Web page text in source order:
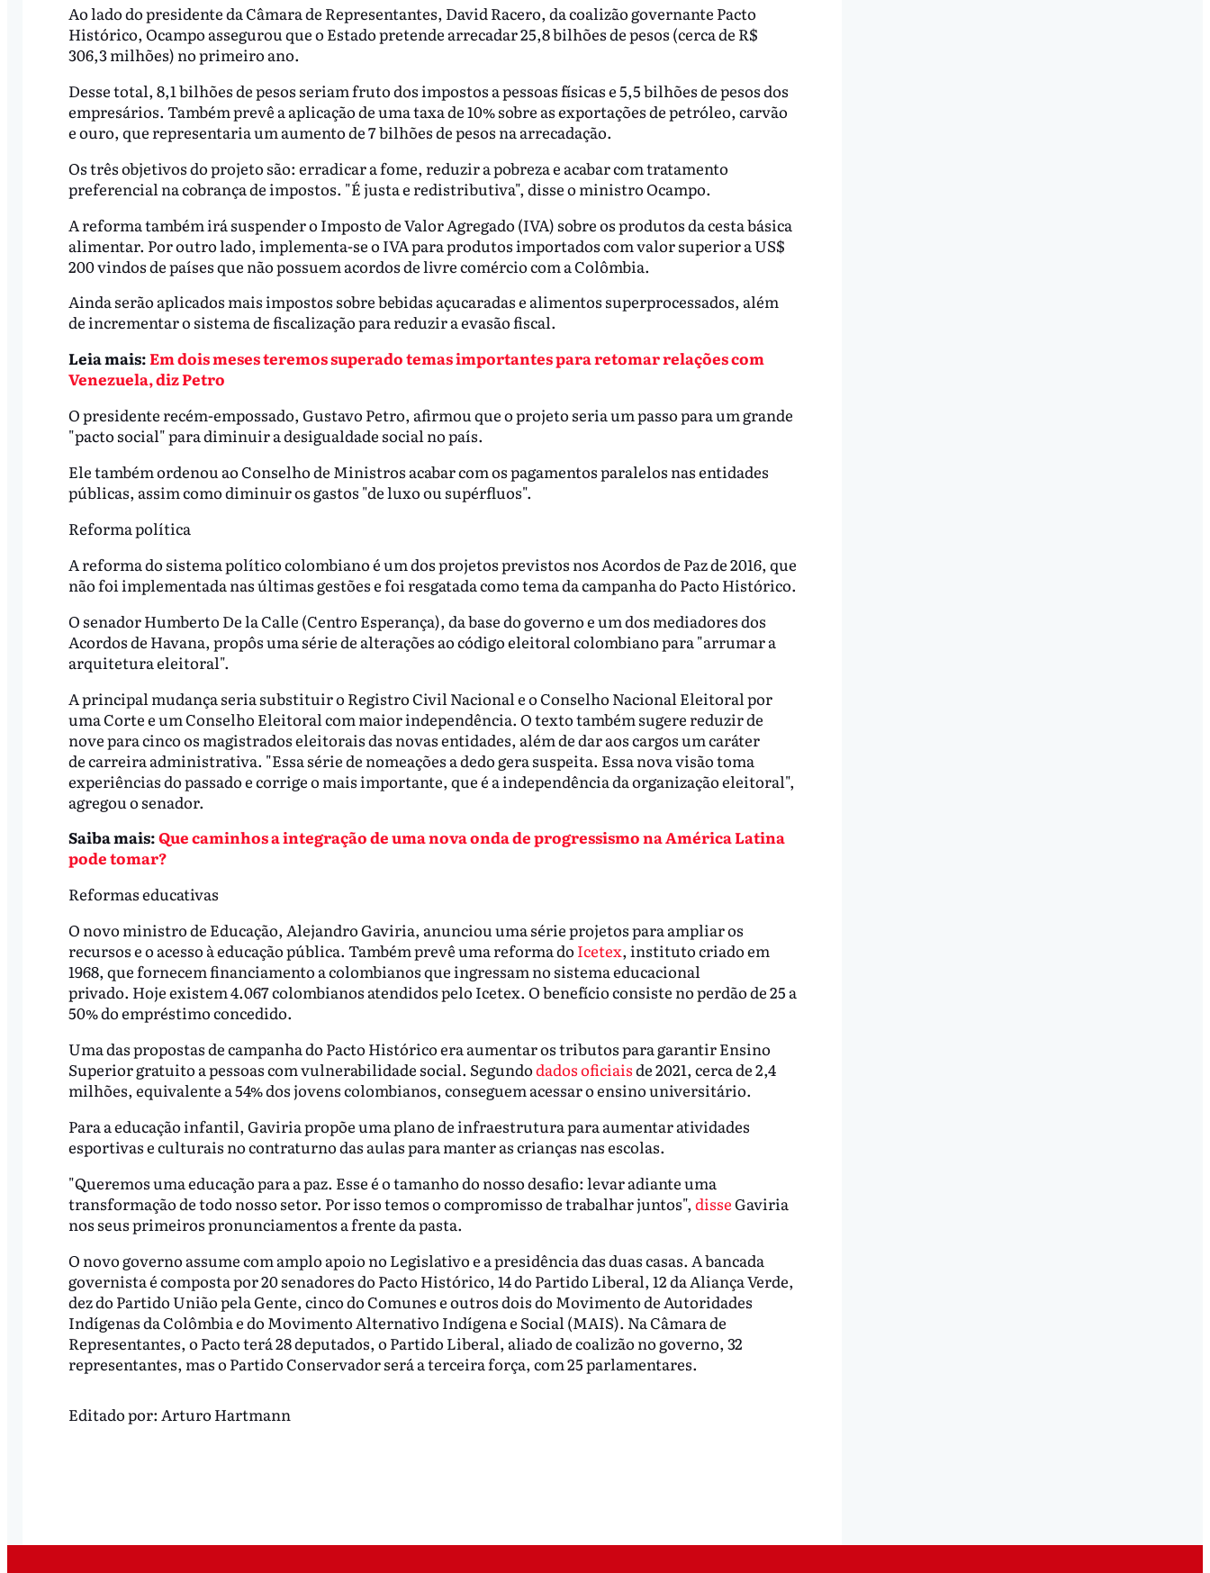
Ao lado do presidente da Câmara de Representantes, David Racero, da coalizão governante Pacto
Histórico, Ocampo assegurou que o Estado pretende arrecadar 25,8 bilhões de pesos (cerca de R$
306,3 milhões) no primeiro ano.
Desse total, 8,1 bilhões de pesos seriam fruto dos impostos a pessoas físicas e 5,5 bilhões de pesos dos
empresários. Também prevê a aplicação de uma taxa de 10% sobre as exportações de petróleo, carvão
e ouro, que representaria um aumento de 7 bilhões de pesos na arrecadação.
Os três objetivos do projeto são: erradicar a fome, reduzir a pobreza e acabar com tratamento
preferencial na cobrança de impostos. "É justa e redistributiva", disse o ministro Ocampo.
A reforma também irá suspender o Imposto de Valor Agregado (IVA) sobre os produtos da cesta básica
alimentar. Por outro lado, implementa-se o IVA para produtos importados com valor superior a US$
200 vindos de países que não possuem acordos de livre comércio com a Colômbia.
Ainda serão aplicados mais impostos sobre bebidas açucaradas e alimentos superprocessados, além
de incrementar o sistema de fiscalização para reduzir a evasão fiscal.
Leia mais:Em dois meses teremos superado temas importantes para retomar relações com
Venezuela, diz Petro
O presidente recém-empossado, Gustavo Petro, afirmou que o projeto seria um passo para um grande
"pacto social" para diminuir a desigualdade social no país.
Ele também ordenou ao Conselho de Ministros acabar com os pagamentos paralelos nas entidades
públicas, assim como diminuir os gastos "de luxo ou supérfluos".
Reforma política
A reforma do sistema político colombiano é um dos projetos previstos nos Acordos de Paz de 2016, que
não foi implementada nas últimas gestões e foi resgatada como tema da campanha do Pacto Histórico.
O senador Humberto De la Calle (Centro Esperança), da base do governo e um dos mediadores dos
Acordos de Havana, propôs uma série de alterações ao código eleitoral colombiano para "arrumar a
arquitetura eleitoral".
A principal mudança seria substituir o Registro Civil Nacional e o Conselho Nacional Eleitoral por
uma Corte e um Conselho Eleitoral com maior independência. O texto também sugere reduzir de
nove para cinco os magistrados eleitorais das novas entidades, além de dar aos cargos um caráter
de carreira administrativa. "Essa série de nomeações a dedo gera suspeita. Essa nova visão toma
experiências do passado e corrige o mais importante, que é a independência da organização eleitoral",
agregou o senador.
Saiba mais:Que caminhos a integração de uma nova onda de progressismo na América Latina
pode tomar?
Reformas educativas
O novo ministro de Educação, Alejandro Gaviria, anunciou uma série projetos para ampliar os
recursos e o acesso à educação pública. Também prevê uma reforma do Icetex, instituto criado em
1968, que fornecem financiamento a colombianos que ingressam no sistema educacional
privado. Hoje existem 4.067 colombianos atendidos pelo Icetex. O benefício consiste no perdão de 25 a
50% do empréstimo concedido.
Uma das propostas de campanha do Pacto Histórico era aumentar os tributos para garantir Ensino
Superior gratuito a pessoas com vulnerabilidade social. Segundodados oficiaisde 2021, cerca de 2,4
milhões, equivalente a 54% dos jovens colombianos, conseguem acessar o ensino universitário.
Para a educação infantil, Gaviria propõe uma plano de infraestrutura para aumentar atividades
esportivas e culturais no contraturno das aulas para manter as crianças nas escolas.
"Queremos uma educação para a paz. Esse é o tamanho do nosso desafio: levar adiante uma
transformação de todo nosso setor. Por isso temos o compromisso de trabalhar juntos", disseGaviria
nos seus primeiros pronunciamentos a frente da pasta.
O novo governo assume com amplo apoio no Legislativo e a presidência das duas casas. A bancada
governista é composta por 20 senadores do Pacto Histórico, 14 do Partido Liberal, 12 da Aliança Verde,
dez do Partido União pela Gente, cinco do Comunes e outros dois do Movimento de Autoridades
Indígenas da Colômbia e do Movimento Alternativo Indígena e Social (MAIS). Na Câmara de
Representantes, o Pacto terá 28 deputados, o Partido Liberal, aliado de coalizão no governo, 32
representantes, mas o Partido Conservador será a terceira força, com 25 parlamentares.
Editado por: Arturo Hartmann